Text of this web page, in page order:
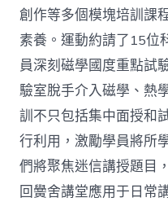
創作等多個模塊培訓課
素養。運動約請了15位
員深刻磁學國度重點試
驗室脫手介入磁學、熱
訓不只包括集中面授和
行利用，激勵學員將所
們將聚焦迷信講授題目
回黌舍講堂應用于日常